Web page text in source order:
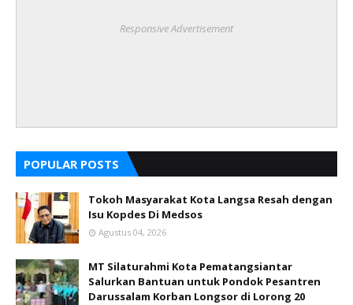
Responsive Advertisement
POPULAR POSTS
Tokoh Masyarakat Kota Langsa Resah dengan
Isu Kopdes Di Medsos
Agustus 04, 2026
MT Silaturahmi Kota Pematangsiantar
Salurkan Bantuan untuk Pondok Pesantren
Darussalam Korban Longsor di Lorong 20